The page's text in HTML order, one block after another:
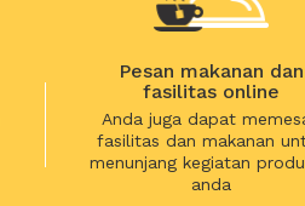
Pesan makanan dan
fasilitas online
Anda juga dapat
fasilitas dan makanan
menunjang kegiatan
anda